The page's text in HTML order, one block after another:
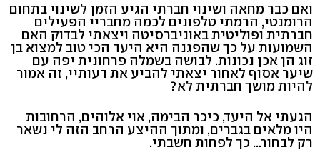
ואם כבר מחאה ושינוי חברתי הגיע הזמן לשינוי בתחום
הרומנטי, הרמתי טלפונים לכמה מחבריי הפעילים
חברתית ופוליטית באוניברסיטה ויצאתי לבדוק האם
השמועות על כך שהפגנה היא היעד הכי טוב למצוא בן
זוג הן אכן נכונות. לבושה בשמלה פרחונית יפה עם
שיער אסוף לאחור יצאתי להביע את דעותיי, זה אמור
להיות מושך חברתית לא?
הגעתי אל היעד, כיכר הבימה, אוי אלוהים, הרחובות
היו מלאים בגברים, ומתוך ההיצע הרחב הזה לי נשאר
רק לבחור... כך לפחות חשבתי.